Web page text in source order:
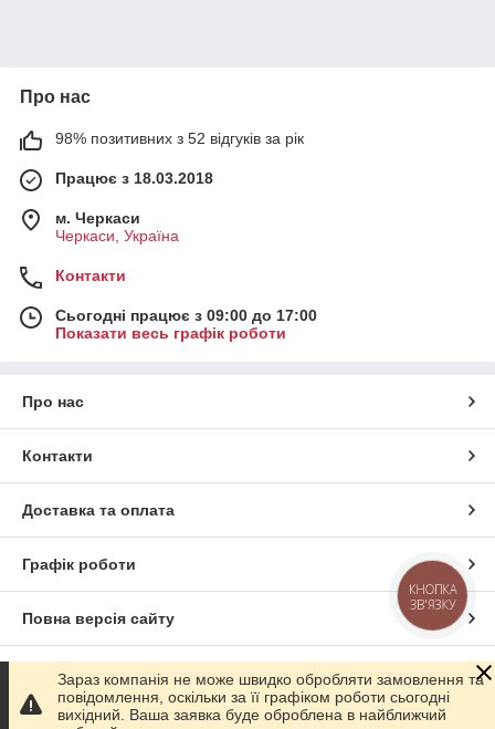
Про нас
98% позитивних з 52 відгуків за рік
Працює з 18.03.2018
м. Черкаси
Черкаси, Україна
Контакти
Сьогодні працює з 09:00 до 17:00
Показати весь графік роботи
Про нас
Контакти
Доставка та оплата
Графік роботи
Повна версія сайту
Сайт створено на маркетплейсіProm.ua
Зараз компанія не може швидко обробляти замовлення та
повідомлення, оскільки за її графіком роботи сьогодні
вихідний. Ваша заявка буде оброблена в найближчий
КНОПКА
ЗВ'ЯЗКУ